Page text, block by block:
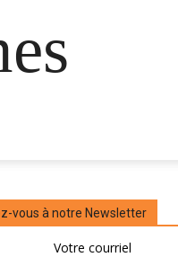
vous à notre Newsletter
Votre courriel